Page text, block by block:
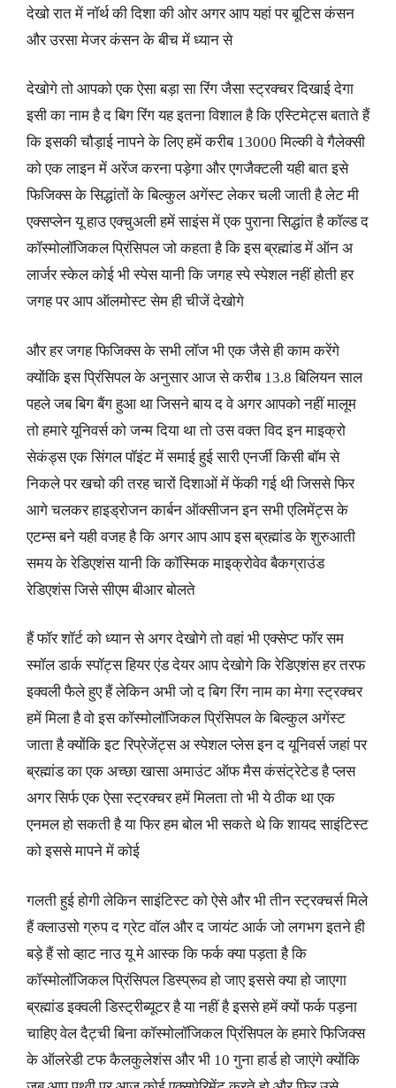
देखो रात में नॉर्थ की दिशा की ओर अगर आप यहां पर बूटिस कंसन
और उरसा मेजर कंसन के बीच में ध्यान से
देखोगे तो आपको एक ऐसा बड़ा सा रिंग जैसा स्ट्रक्चर दिखाई देगा
इसी का नाम है द बिग रिंग यह इतना विशाल है कि एस्टिमेट्स बताते हैं
कि इसकी चौड़ाई नापने के लिए हमें करीब 13000 मिल्की वे गैलेक्सी
को एक लाइन में अरेंज करना पड़ेगा और एगजैक्टली यही बात इसे
फिजिक्स के सिद्धांतों के बिल्कुल अगेंस्ट लेकर चली जाती है लेट मी
एक्सप्लेन यू हाउ एक्चुअली हमें साइंस में एक पुराना सिद्धांत है कॉल्ड द
कॉस्मोलॉजिकल प्रिंसिपल जो कहता है कि इस ब्रह्मांड में ऑन अ
लार्जर स्केल कोई भी स्पेस यानी कि जगह स्पे स्पेशल नहीं होती हर
जगह पर आप ऑलमोस्ट सेम ही चीजें देखोगे
और हर जगह फिजिक्स के सभी लॉज भी एक जैसे ही काम करेंगे
क्योंकि इस प्रिंसिपल के अनुसार आज से करीब 13.8 बिलियन साल
पहले जब बिग बैंग हुआ था जिसने बाय द वे अगर आपको नहीं मालूम
तो हमारे यूनिवर्स को जन्म दिया था तो उस वक्त विद इन माइक्रो
सेकंड्स एक सिंगल पॉइंट में समाई हुई सारी एनर्जी किसी बॉम से
निकले पर खचो की तरह चारों दिशाओं में फेंकी गई थी जिससे फिर
आगे चलकर हाइड्रोजन कार्बन ऑक्सीजन इन सभी एलिमेंट्स के
एटम्स बने यही वजह है कि अगर आप आप इस ब्रह्मांड के शुरुआती
समय के रेडिएशंस यानी कि कॉस्मिक माइक्रोवेव बैकग्राउंड
रेडिएशंस जिसे सीएम बीआर बोलते
हैं फॉर शॉर्ट को ध्यान से अगर देखोगे तो वहां भी एक्सेप्ट फॉर सम
स्मॉल डार्क स्पॉट्स हियर एंड देयर आप देखोगे कि रेडिएशंस हर तरफ
इक्वली फैले हुए हैं लेकिन अभी जो द बिग रिंग नाम का मेगा स्ट्रक्चर
हमें मिला है वो इस कॉस्मोलॉजिकल प्रिंसिपल के बिल्कुल अगेंस्ट
जाता है क्योंकि इट रिप्रेजेंट्स अ स्पेशल प्लेस इन द यूनिवर्स जहां पर
ब्रह्मांड का एक अच्छा खासा अमाउंट ऑफ मैस कंसंट्रेटेड है प्लस
अगर सिर्फ एक ऐसा स्ट्रक्चर हमें मिलता तो भी ये ठीक था एक
एनमल हो सकती है या फिर हम बोल भी सकते थे कि शायद साइंटिस्ट
को इससे मापने में कोई
गलती हुई होगी लेकिन साइंटिस्ट को ऐसे और भी तीन स्ट्रक्चर्स मिले
हैं क्लाउसो ग्रुप द ग्रेट वॉल और द जायंट आर्क जो लगभग इतने ही
बड़े हैं सो व्हाट नाउ यू मे आस्क कि फर्क क्या पड़ता है कि
कॉस्मोलॉजिकल प्रिंसिपल डिस्प्रूव हो जाए इससे क्या हो जाएगा
ब्रह्मांड इक्वली डिस्ट्रीब्यूटर है या नहीं है इससे हमें क्यों फर्क पड़ना
चाहिए वेल दैट्ची बिना कॉस्मोलॉजिकल प्रिंसिपल के हमारे फिजिक्स
के ऑलरेडी टफ कैलकुलेशंस और भी 10 गुना हार्ड हो जाएंगे क्योंकि